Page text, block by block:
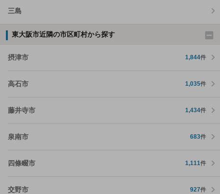
三島
東大阪市近隣の市区町村から探す
摂津市 1,844件
高石市 1,035件
藤井寺市 1,434件
泉南市 683件
四條畷市 1,111件
交野市 927件